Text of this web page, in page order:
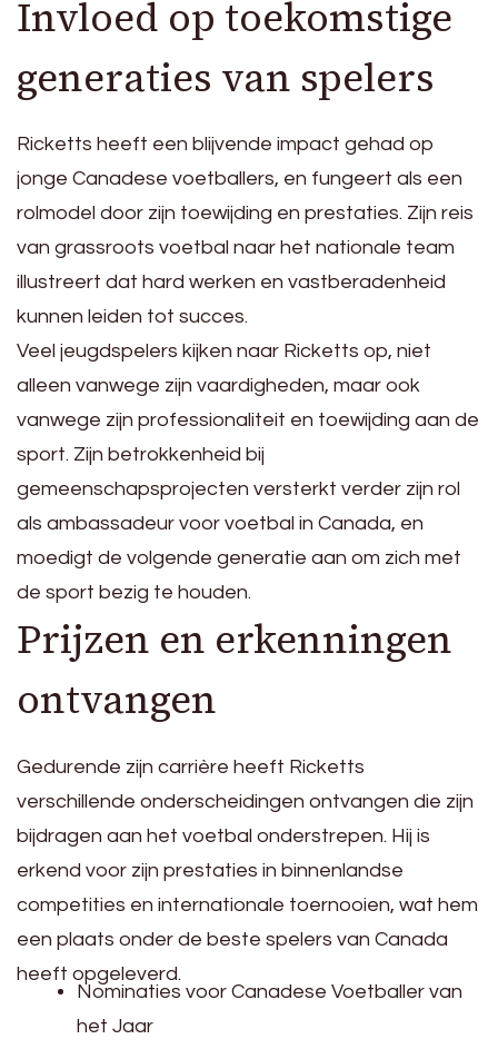
Invloed op toekomstige
generaties van spelers
Ricketts heeft een blijvende impact gehad op
jonge Canadese voetballers, en fungeert als een
rolmodel door zijn toewijding en prestaties. Zijn reis
van grassroots voetbal naar het nationale team
illustreert dat hard werken en vastberadenheid
kunnen leiden tot succes.
Veel jeugdspelers kijken naar Ricketts op, niet
alleen vanwege zijn vaardigheden, maar ook
vanwege zijn professionaliteit en toewijding aan de
sport. Zijn betrokkenheid bij
gemeenschapsprojecten versterkt verder zijn rol
als ambassadeur voor voetbal in Canada, en
moedigt de volgende generatie aan om zich met
de sport bezig te houden.
Prijzen en erkenningen
ontvangen
Gedurende zijn carrière heeft Ricketts
verschillende onderscheidingen ontvangen die zijn
bijdragen aan het voetbal onderstrepen. Hij is
erkend voor zijn prestaties in binnenlandse
competities en internationale toernooien, wat hem
een plaats onder de beste spelers van Canada
heeft opgeleverd.
Nominaties voor Canadese Voetballer van
het Jaar